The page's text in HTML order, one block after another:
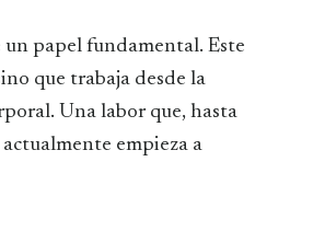
papel fundamental. Este
que trabaja desde la
Una labor que, hasta
empieza a